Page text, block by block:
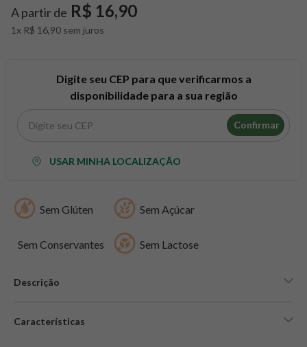
A partir de R$ 16,90
1x R$ 16,90 sem juros
Digite seu CEP para que verificarmos a
disponibilidade para a sua região
Confirmar
USAR MINHA LOCALIZAÇÃO
Sem Glúten Sem Açúcar
Sem Conservantes Sem Lactose
Descrição
Características
maca peruana
9º psyllium